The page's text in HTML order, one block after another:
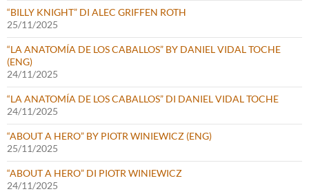
“BILLY KNIGHT” DI ALEC GRIFFEN ROTH
25/11/2025
“LA ANATOMÍA DE LOS CABALLOS” BY DANIEL VIDAL TOCHE
(ENG)
24/11/2025
“LA ANATOMÍA DE LOS CABALLOS” DI DANIEL VIDAL TOCHE
24/11/2025
“ABOUT A HERO” BY PIOTR WINIEWICZ (ENG)
25/11/2025
“ABOUT A HERO” DI PIOTR WINIEWICZ
24/11/2025